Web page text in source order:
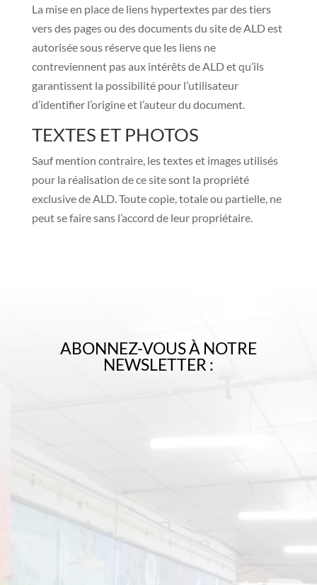
La mise en place de liens hypertextes par des tiers
vers des pages ou des documents du site de ALD est
autorisée sous réserve que les liens ne
contreviennent pas aux intérêts de ALD et qu’ils
garantissent la possibilité pour l’utilisateur
d’identifier l’origine et l’auteur du document.
TEXTES ET PHOTOS
Sauf mention contraire, les textes et images utilisés
pour la réalisation de ce site sont la propriété
exclusive de ALD. Toute copie, totale ou partielle, ne
peut se faire sans l’accord de leur propriétaire.
ABONNEZ-VOUS À NOTRE
NEWSLETTER :